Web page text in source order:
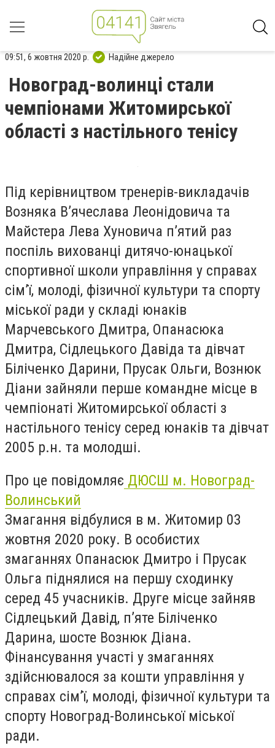
09:51, 6 жовтня 2020 р. Надійне джерело
Новоград-волинці стали
чемпіонами Житомирської
області з настільного тенісу
Під керівництвом тренерів-викладачів
Возняка В’ячеслава Леонідовича та
Майстера Лева Хуновича п’ятий раз
поспіль вихованці дитячо-юнацької
спортивної школи управління у справах
сім’ї, молоді, фізичної культури та спорту
міської ради у складі юнаків
Марчевського Дмитра, Опанасюка
Дмитра, Сідлецького Давіда та дівчат
Біліченко Дарини, Прусак Ольги, Вознюк
Діани зайняли перше командне місце в
чемпіонаті Житомирської області з
настільного тенісу серед юнаків та дівчат
2005 р.н. та молодші.
Про це повідомляє ДЮСШ м. Новоград-
Волинський
Змагання відбулися в м. Житомир 03
жовтня 2020 року. В особистих
змаганнях Опанасюк Дмитро і Прусак
Ольга піднялися на першу сходинку
серед 45 учасників. Друге місце зайняв
Сідлецький Давід, п’яте Біліченко
Дарина, шосте Вознюк Діана.
Фінансування участі у змаганнях
здійснювалося за кошти управління у
справах сім’ї, молоді, фізичної культури та
спорту Новоград-Волинської міської
ради.